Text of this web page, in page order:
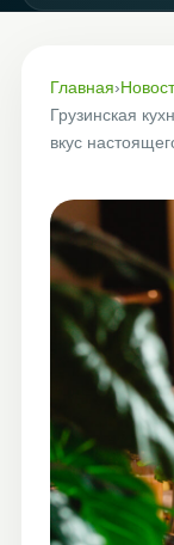
Главная›
Грузинская
вкус